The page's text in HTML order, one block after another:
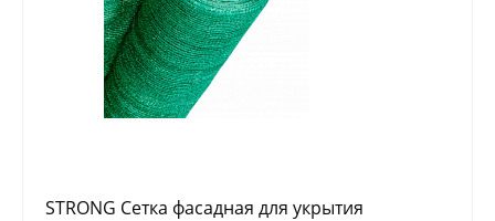
STRONG Сетка фасадная для укрытия